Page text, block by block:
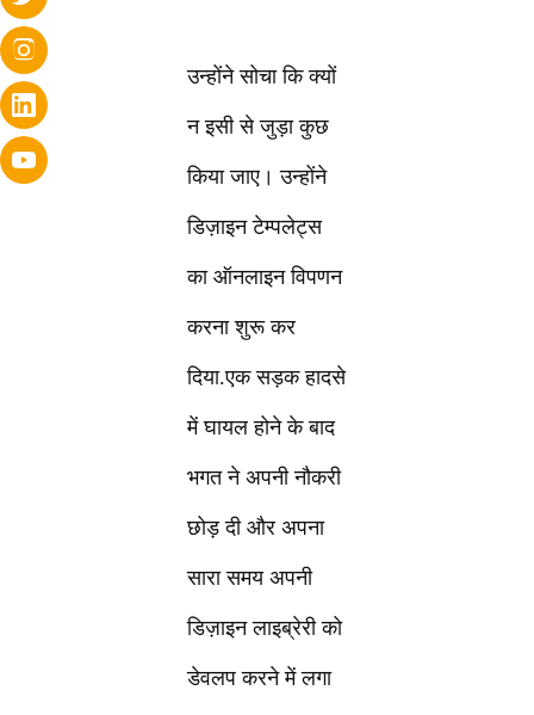
उन्होंने सोचा कि क्यों
न इसी से जुड़ा कुछ
किया जाए। उन्होंने
डिज़ाइन टेम्पलेट्स
का ऑनलाइन विपणन
करना शुरू कर
दिया.एक सड़क हादसे
में घायल होने के बाद
भगत ने अपनी नौकरी
छोड़ दी और अपना
सारा समय अपनी
डिज़ाइन लाइब्रेरी को
डेवलप करने में लगा